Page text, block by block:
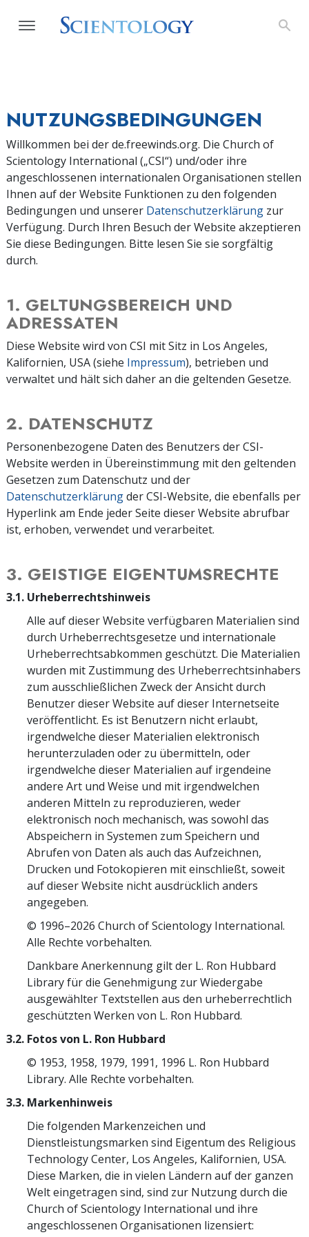
NUTZUNGS­BEDINGUNGEN
Willkommen bei der de.freewinds.org. Die Church of
Scientology International („CSI“) und/oder ihre
angeschlossenen internationalen Organisationen stellen
Ihnen auf der Website Funktionen zu den folgenden
Bedingungen und unserer Datenschutzerklärung zur
Verfügung. Durch Ihren Besuch der Website akzeptieren
Sie diese Bedingungen. Bitte lesen Sie sie sorgfältig
durch.
1. GELTUNGSBEREICH UND
ADRESSATEN
Diese Website wird von CSI mit Sitz in Los Angeles,
Kalifornien, USA (siehe Impressum), betrieben und
verwaltet und hält sich daher an die geltenden Gesetze.
2. DATENSCHUTZ
Personenbezogene Daten des Benutzers der CSI-
Website werden in Übereinstimmung mit den geltenden
Gesetzen zum Datenschutz und der
Datenschutzerklärungder CSI-Website, die ebenfalls per
Hyperlink am Ende jeder Seite dieser Website abrufbar
ist, erhoben, verwendet und verarbeitet.
3. GEISTIGE EIGENTUMSRECHTE
3.1. Urheberrechtshinweis
Alle auf dieser Website verfügbaren Materialien sind
durch Urheberrechtsgesetze und internationale
Urheberrechtsabkommen geschützt. Die Materialien
wurden mit Zustimmung des Urheberrechtsinhabers
zum ausschließlichen Zweck der Ansicht durch
Benutzer dieser Website auf dieser Internetseite
veröffentlicht. Es ist Benutzern nicht erlaubt,
irgendwelche dieser Materialien elektronisch
herunterzuladen oder zu übermitteln, oder
irgendwelche dieser Materialien auf irgendeine
andere Art und Weise und mit irgendwelchen
anderen Mitteln zu reproduzieren, weder
elektronisch noch mechanisch, was sowohl das
Abspeichern in Systemen zum Speichern und
Abrufen von Daten als auch das Aufzeichnen,
Drucken und Fotokopieren mit einschließt, soweit
auf dieser Website nicht ausdrücklich anders
angegeben.
© 1996–2026 Church of Scientology International.
Alle Rechte vorbehalten.
Dankbare Anerkennung gilt der L. Ron Hubbard
Library für die Genehmigung zur Wiedergabe
ausgewählter Textstellen aus den urheberrechtlich
geschützten Werken von L. Ron Hubbard.
3.2. Fotos von L. Ron Hubbard
© 1953, 1958, 1979, 1991, 1996 L. Ron Hubbard
Library. Alle Rechte vorbehalten.
3.3. Markenhinweis
Die folgenden Markenzeichen und
Dienstleistungsmarken sind Eigentum des Religious
Technology Center, Los Angeles, Kalifornien, USA.
Diese Marken, die in vielen Ländern auf der ganzen
Welt eingetragen sind, sind zur Nutzung durch die
Church of Scientology International und ihre
angeschlossenen Organisationen lizensiert: